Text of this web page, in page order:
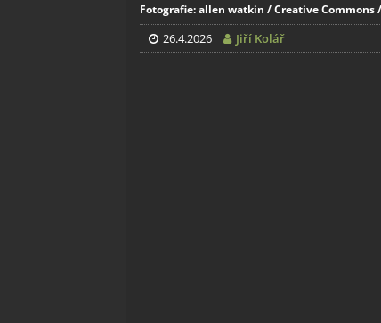
Fotografie: allen watkin / Creative
26.4.2026 Jiří Kolář